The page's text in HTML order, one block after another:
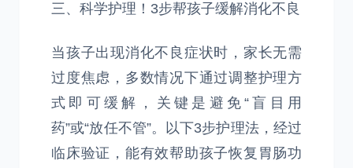
三、科学护理！3步帮孩子缓解消化不良
当孩子出现消化不良症状时，家长无需
过度焦虑，多数情况下通过调整护理方
式即可缓解，关键是避免“盲目用
药”或“放任不管”。以下3步护理法，经过
临床验证，能有效帮助孩子恢复胃肠功